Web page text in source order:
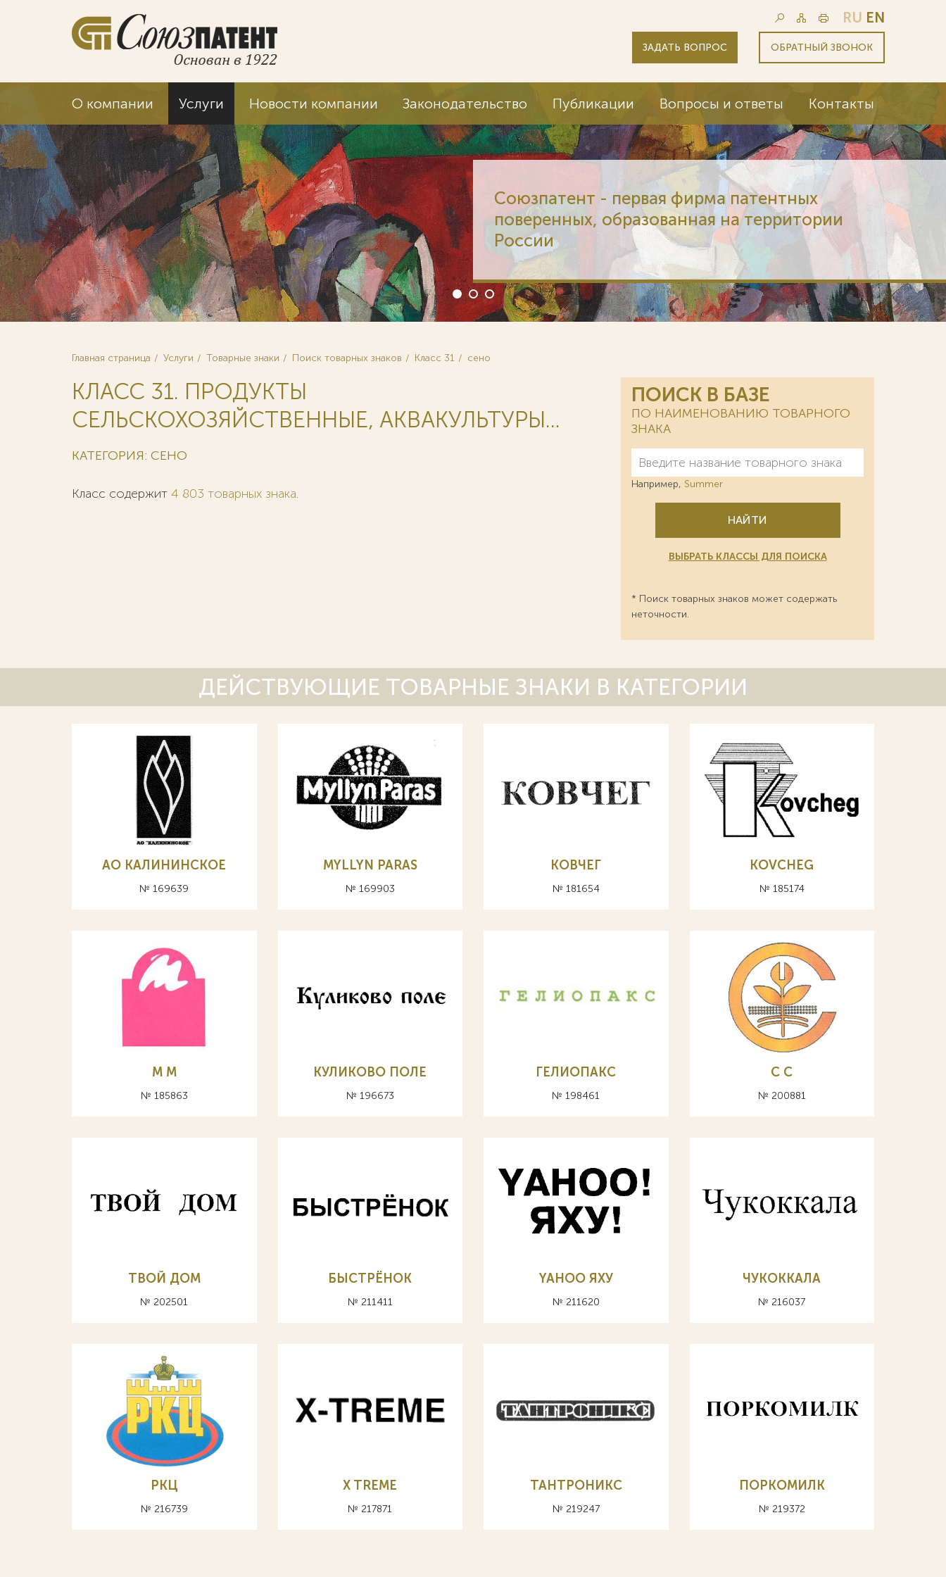
RU EN
ЗАДАТЬ ВОПРОС ОБРАТНЫЙ ЗВОНОК
О компании Услуги Новости компании Законодательство Публикации Вопросы и ответы Контакты
Главная страница Услуги Товарные знаки Поиск товарных знаков Класс 31 сено
КЛАСС 31. ПРОДУКТЫ
СЕЛЬСКОХОЗЯЙСТВЕННЫЕ, АКВАКУЛЬТУРЫ...
КАТЕГОРИЯ: СЕНО
Класс содержит 4 803 товарных знака.
ПОИСК В БАЗЕ
ПО НАИМЕНОВАНИЮ ТОВАРНОГО
ЗНАКА
Например, Summer
НАЙТИ
ВЫБРАТЬ КЛАССЫ ДЛЯ ПОИСКА
* Поиск товарных знаков может содержать
неточности.
ДЕЙСТВУЮЩИЕ ТОВАРНЫЕ ЗНАКИ В КАТЕГОРИИ
АО КАЛИНИНСКОЕ
№ 169639
MYLLYN PARAS
№ 169903
КОВЧЕГ
№ 181654
KOVCHEG
№ 185174
М M
№ 185863
КУЛИКОВО ПОЛЕ
№ 196673
ГЕЛИОПАКС
№ 198461
С C
№ 200881
ТВОЙ ДОМ
№ 202501
БЫСТРЁНОК
№ 211411
YAHOO ЯХУ
№ 211620
ЧУКОККАЛА
№ 216037
РКЦ
№ 216739
X TREME
№ 217871
ТАНТРОНИКС
№ 219247
ПОРКОМИЛК
№ 219372